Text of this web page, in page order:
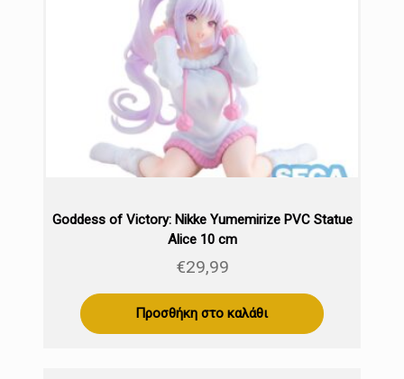
Goddess of Victory: Nikke Yumemirize PVC Statue
Alice 10 cm
€29,99
Προσθήκη στο καλάθι